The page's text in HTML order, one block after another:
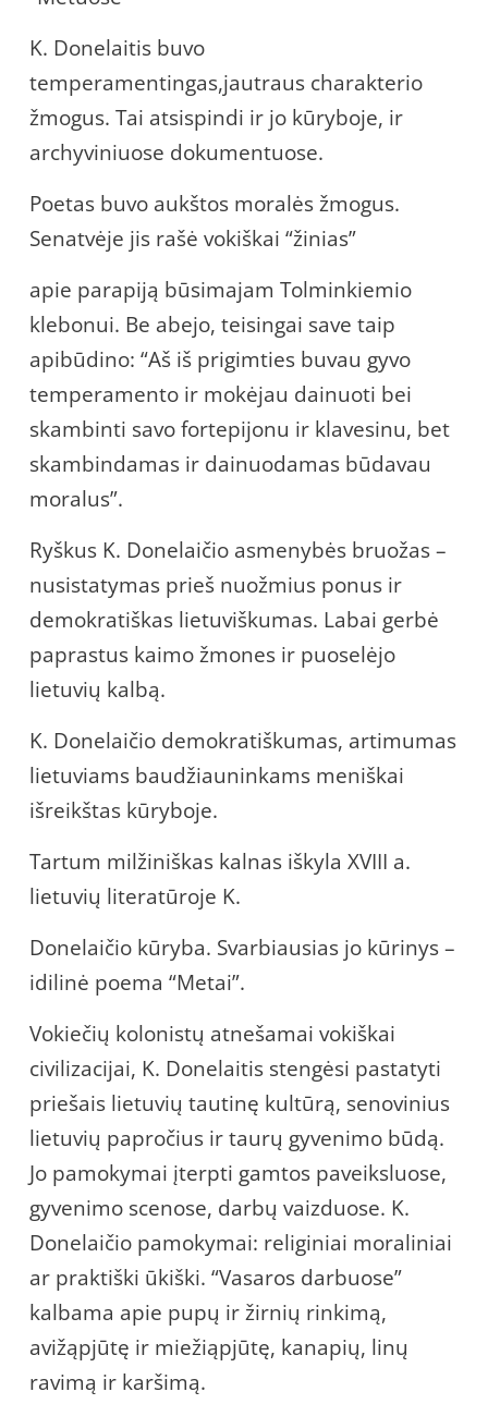
K. Donelaitis buvo
temperamentingas,jautraus charakterio
žmogus. Tai atsispindi ir jo kūryboje, ir
archyviniuose dokumentuose.
Poetas buvo aukštos moralės žmogus.
Senatvėje jis rašė vokiškai “žinias”
apie parapiją būsimajam Tolminkiemio
klebonui. Be abejo, teisingai save taip
apibūdino: “Aš iš prigimties buvau gyvo
temperamento ir mokėjau dainuoti bei
skambinti savo fortepijonu ir klavesinu, bet
skambindamas ir dainuodamas būdavau
moralus”.
Ryškus K. Donelaičio asmenybės bruožas –
nusistatymas prieš nuožmius ponus ir
demokratiškas lietuviškumas. Labai gerbė
paprastus kaimo žmones ir puoselėjo
lietuvių kalbą.
K. Donelaičio demokratiškumas, artimumas
lietuviams baudžiauninkams meniškai
išreikštas kūryboje.
Tartum milžiniškas kalnas iškyla XVIII a.
lietuvių literatūroje K.
Donelaičio kūryba. Svarbiausias jo kūrinys –
idilinė poema “Metai”.
Vokiečių kolonistų atnešamai vokiškai
civilizacijai, K. Donelaitis stengėsi pastatyti
priešais lietuvių tautinę kultūrą, senovinius
lietuvių papročius ir taurų gyvenimo būdą.
Jo pamokymai įterpti gamtos paveiksluose,
gyvenimo scenose, darbų vaizduose. K.
Donelaičio pamokymai: religiniai moraliniai
ar praktiški ūkiški. “Vasaros darbuose”
kalbama apie pupų ir žirnių rinkimą,
avižąpjūtę ir miežiąpjūtę, kanapių, linų
ravimą ir karšimą.